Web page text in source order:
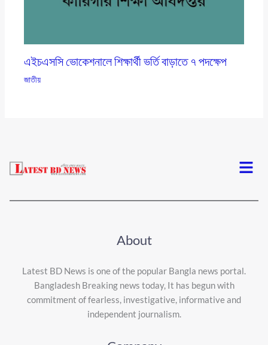
এইচএসসি ভোকেশনালে শিক্ষার্থী ভর্তি বাড়াতে ৭ পদক্ষেপ
জাতীয়
Menu
About
Latest BD News is one of the popular Bangla news portal.
Bangladesh Breaking news today, It has begun with
commitment of fearless, investigative, informative and
independent journalism.